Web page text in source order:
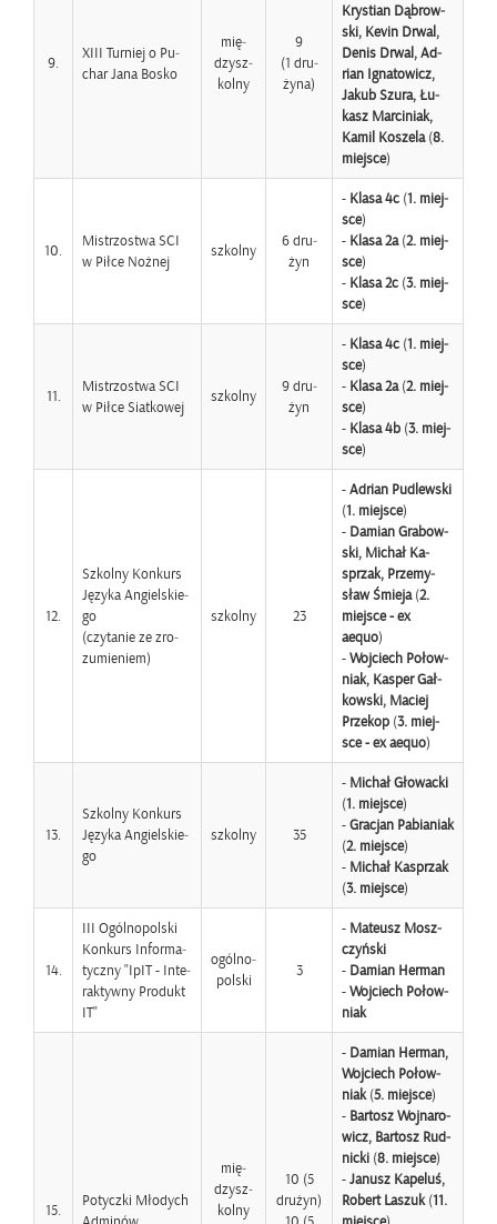
9.
XIII Tur­niej o Pu­
char Jana Bosko
mię­
dzysz­
kol­ny
9
(1 dru­
ży­na)
Kry­stian Dą­brow­
ski, Kevin Drwal,
Denis Drwal, Ad­
rian Igna­to­wicz,
Jakub Szura, Łu­
kasz Mar­ci­niak,
Kamil Ko­sze­la(8.
miej­sce)
10.
Mi­strzo­stwa SCI
w Piłce Noż­nej
szkol­ny
6 dru­
żyn
- Klasa 4c (1. miej­
sce)
- Klasa 2a(2. miej­
sce)
- Klasa 2c (3. miej­
sce)
11.
Mi­strzo­stwa SCI
w Piłce Siat­ko­wej
szkol­ny
9 dru­
żyn
- Klasa 4c (1. miej­
sce)
- Klasa 2a(2. miej­
sce)
- Klasa 4b (3. miej­
sce)
12.
Szkol­ny Kon­kurs
Ję­zy­ka An­giel­skie­
go
(czy­ta­nie ze zro­
zu­mie­niem)
szkol­ny 23
-Ad­rian Pu­dlew­ski
(1. miej­sce)
- Da­mian Gra­bow­
ski, Mi­chał Ka­
sprzak, Prze­my­
sław Śmie­ja(2.
miej­sce - ex
aequo)
-Woj­ciech Po­łow­
niak, Ka­sper Gał­
kow­ski, Ma­ciej
Prze­kop (3. miej­
sce - ex aequo)
13.
Szkol­ny Kon­kurs
Ję­zy­ka An­giel­skie­
go
szkol­ny 35
- Mi­chał Gło­wac­ki
(1. miej­sce)
-Gra­cjan Pa­bia­niak
(2. miej­sce)
- Mi­chał Ka­sprzak
(3. miej­sce)
14.
III Ogól­no­pol­ski
Kon­kurs In­for­ma­
tycz­ny "IpIT - In­te­
rak­tyw­ny Pro­dukt
IT"
ogól­no­
pol­ski
3
- Ma­te­usz Mosz­
czyń­ski
- Da­mian Her­man
-Woj­ciech Po­łow­
niak
15.
Po­tycz­ki Mło­dych
mię­
dzysz­
kol­ny
10 (5
dru­żyn)
- Da­mian Her­man,
Woj­ciech Po­łow­
niak(5. miej­sce)
- Bar­tosz Woj­na­ro­
wicz, Bar­tosz Rud­
nic­ki (8. miej­sce)
-Ja­nusz Ka­pe­luś,
Ro­bert La­szuk(11.